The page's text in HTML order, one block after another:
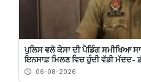
ਪੁਲਿਸ ਵਲੋ ਕੇਸਾ ਦੀ ਪੈਡਿੰਗ ਸਮੀਖਿਆ
ਇਨਸਾਫ਼ ਮਿਲਣ ਵਿਚ ਹੁੰਦੀ ਵੱਡੀ ਮੱਦਦ-
06-08-2026